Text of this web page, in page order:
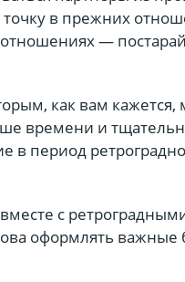
точку в прежних
—
как вам кажется,
времени и
в период
с
оформлять важные